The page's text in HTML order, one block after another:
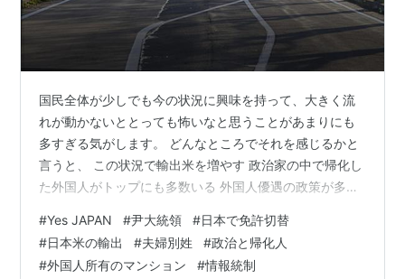
国民全体が少しでも今の状況に興味を持って、大きく流
れが動かないととっても怖いなと思うことがあまりにも
多すぎる気がします。 どんなところでそれを感じるかと
言うと、 この状況で輸出米を増やす 政治家の中で帰化し
た外国人がトップにも多数いる 外国人優遇の政策が多す
れすぎている という部分でかなり心配になっています。
１．この状況で輸出米を増やす 日本では2,000円代で買
えたお米が今や5,000円越えです。 国民はパン食を多く
#Yes JAPAN #尹大統領 #日本で免許切替
#日本米の輸出 #夫婦別姓 #政治と帰化人
#外国人所有のマンション #情報統制